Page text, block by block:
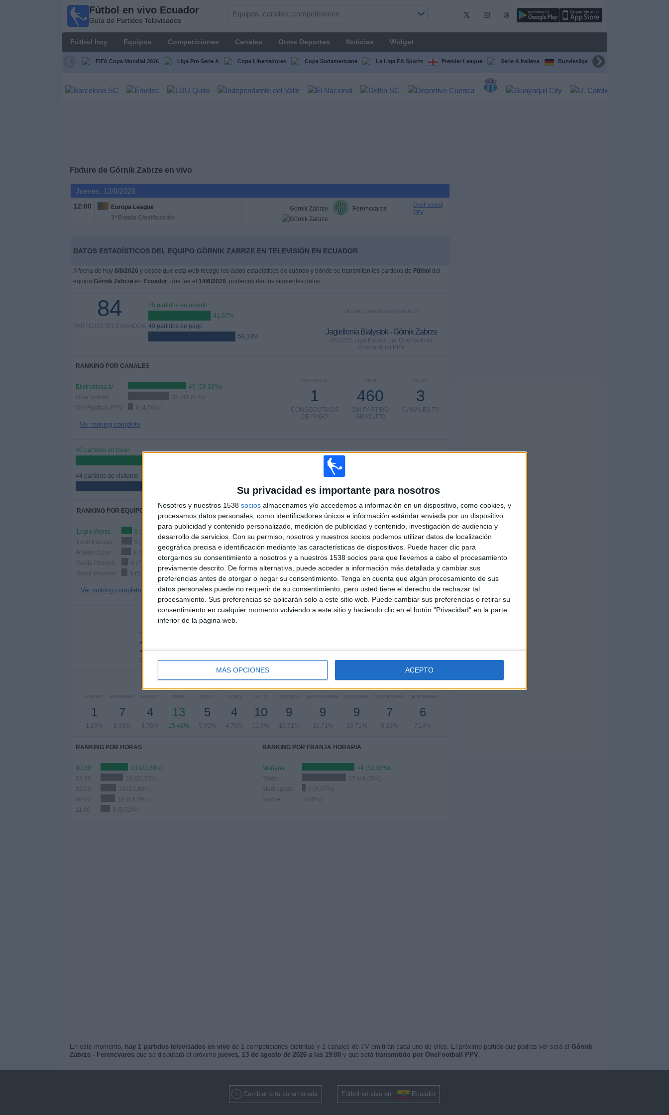
Su privacidad es importante para nosotros
Nosotros y nuestros 1538 socios almacenamos y/o accedemos a información en un dispositivo, como cookies, y
procesamos datos personales, como identificadores únicos e información estándar enviada por un dispositivo
para publicidad y contenido personalizado, medición de publicidad y contenido, investigación de audiencia y
desarrollo de servicios. Con su permiso, nosotros y nuestros socios podemos utilizar datos de localización
geográfica precisa e identificación mediante las características de dispositivos. Puede hacer clic para
otorgarnos su consentimiento a nosotros y a nuestros 1538 socios para que llevemos a cabo el procesamiento
previamente descrito. De forma alternativa, puede acceder a información más detallada y cambiar sus
preferencias antes de otorgar o negar su consentimiento. Tenga en cuenta que algún procesamiento de sus
datos personales puede no requerir de su consentimiento, pero usted tiene el derecho de rechazar tal
procesamiento. Sus preferencias se aplicarán solo a este sitio web. Puede cambiar sus preferencias o retirar su
consentimiento en cualquier momento volviendo a este sitio y haciendo clic en el botón "Privacidad" en la parte
inferior de la página web.
MÁS OPCIONES ACEPTO
Fútbol en vivo Ecuador
Guía de Partidos Televisados
Fútbol hoy Equipos Competiciones Canales Otros Deportes Noticias Widget
FIFA Copa Mundial 2026 Liga Pro Serie A Copa Libertadores Copa Sudamericana La Liga EA Sports Premier League Serie A Italiana Bundesliga
Fixture de Górnik Zabrze en vivo
Jueves, 13/8/2026
12:00
Europa League
3ª Ronda Clasificación
Górnik Zabrze Ferencvaros
OneFootball
PPV
DATOS ESTADÍSTICOS DEL EQUIPO GÓRNIK ZABRZE EN TELEVISIÓN EN ECUADOR
A fecha de hoy 8/8/2026 y desde que esta web recoge los datos estadísticos de cuándo y dónde se transmiten los partidos de Fútbol del
equipo Górnik Zabrze en Ecuador, que fue el 14/6/2020, podemos dar los siguientes datos:
84
PARTIDOS TELEVISADOS
35 partidos en abierto
41,67%
49 partidos de pago
58,33%
ÚLTIMO PARTIDO EN ABIERTO
Jagiellonia Bialystok - Górnik Zabrze
4/5/2025 Liga Polaca por OneFootball,
OneFootball PPV
RANKING POR CANALES
Ekstraklasa.tv
49 (58,33%)
OneFootball
35 (41,67%)
OneFootball PPV
4 (4,76%)
Ver ranking completo
TOTAL
3
CANALES TV
DÍAS
460
SIN PARTIDO
GRATUÍTO
PARTIDOS
1
CONSECUTIVOS
DE PAGO
40 partidos en local
44 partidos de visitante
TOTAL
MÁXIMO
Warszawa
TOTAL
2
RANKING POR EQUIPOS
Legia Warszawa
9 (10,71%)
Lech Poznan
9 (10,71%)
8 (9,52%)
Warta Poznań
6 (7,14%)
Śląsk Wrocław
5 (5,95%)
Ver ranking completo
RANKING POR COMPETICIONES
Liga Polaca
83 (98,81%)
1 (1,19%)
Ver ranking completo
Nº DE PARTIDOS POR DÍA DE LA SEMANA
13
15,48%
3
3,57%
1
1,19%
-
- %
16
19,05%
26
30,95%
25
29,76%
Nº DE PARTIDOS POR MES
ENERO
1
1,19%
FEBRERO
7
8,33%
MARZO
4
4,76%
ABRIL
13
15,48%
MAYO
5
5,95%
JUNIO
4
4,76%
JULIO
10
11,9%
AGOSTO
9
10,71%
SEPTIEMBRE
9
10,71%
OCTUBRE
9
10,71%
NOVIEMBRE
7
8,33%
DICIEMBRE
6
7,14%
RANKING POR HORAS
10:30
23 (27,38%)
13:30
19 (22,62%)
13:00
13 (15,48%)
08:00
12 (14,29%)
8 (9,52%)
RANKING POR FRANJA HORARIA
Mañana
44 (52,38%)
Tarde
37 (44,05%)
Madrugada
3 (3,57%)
Noche
0 (0%)
En este momento, hay 1 partidos televisados en vivo de 1 competiciones distintas y 1 canales de TV emitirán cada uno de ellos. El próximo partido que podrás ver será el Górnik
Zabrze - Ferencvarosque se disputará el próximo jueves, 13 de agosto de 2026 a las 19:00y que será transmitido por OneFootball PPV.
Cambiar a tu zona horaria Fútbol en vivo en Ecuador
Ecuador